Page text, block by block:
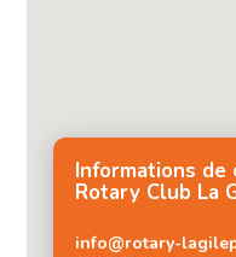
Informations de
Rotary Club La
info@rotary-